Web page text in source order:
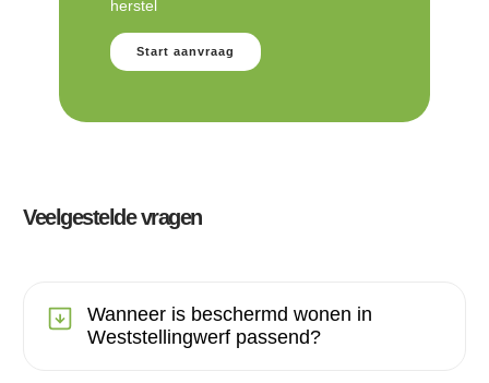
herstel
Start aanvraag
Veelgestelde vragen
Wanneer is beschermd wonen in
Weststellingwerf passend?